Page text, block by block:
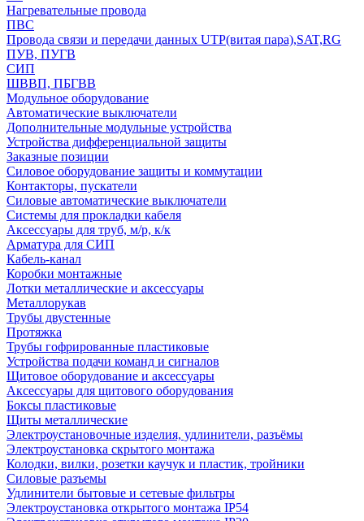
Нагревательные провода
ПВС
Провода связи и передачи данных UTP(витая пара),SAT,RG
ПУВ, ПУГВ
СИП
ШВВП, ПБГВВ
Модульное оборудование
Автоматические выключатели
Дополнительные модульные устройства
Устройства дифференциальной защиты
Заказные позиции
Силовое оборудование защиты и коммутации
Контакторы, пускатели
Силовые автоматические выключатели
Системы для прокладки кабеля
Аксессуары для труб, м/р, к/к
Арматура для СИП
Кабель-канал
Коробки монтажные
Лотки металлические и аксессуары
Металлорукав
Трубы двустенные
Протяжка
Трубы гофрированные пластиковые
Устройства подачи команд и сигналов
Щитовое оборудование и аксессуары
Аксессуары для щитового оборудования
Боксы пластиковые
Щиты металлические
Электроустановочные изделия, удлинители, разъёмы
Электроустановка скрытого монтажа
Колодки, вилки, розетки каучук и пластик, тройники
Силовые разъемы
Удлинители бытовые и сетевые фильтры
Электроустановка открытого монтажа IP54